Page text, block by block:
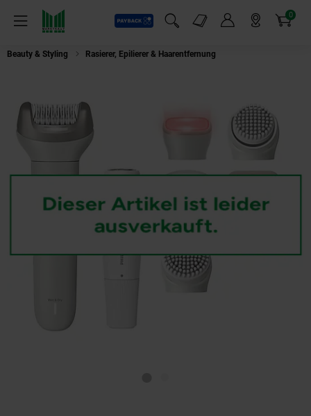
Menü
Payback
Suchfeld einblenden
Markt-Angebote 0
Artikel
Beauty & Styling Rasierer, Epilierer & Haarentfernung